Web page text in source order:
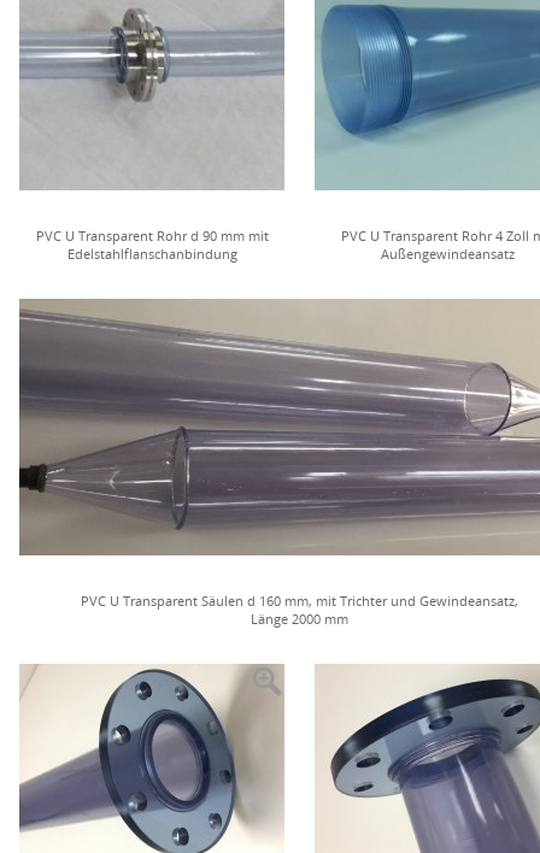
PVC U Transparent Rohr d 90 mm mit
Edelstahlflanschanbindung
PVC U Transparent Rohr 4 Zoll
Außengewindeansatz
PVC U Transparent Säulen d 160 mm, mit Trichter und Gewindeansatz,
Länge 2000 mm